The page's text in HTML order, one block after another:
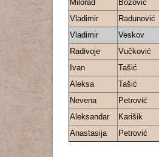
Milorad
Božović
Vladimir
Radunović
Vladimir
Veskov
Radivoje
Vučković
Ivan
Tašić
Aleksa
Tašić
Nevena
Petrović
Aleksandar
Karišik
Anastasija
Petrović